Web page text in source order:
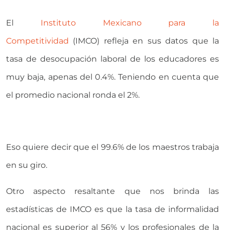
El Instituto Mexicano para la
Competitividad (IMCO) refleja en sus datos que la
tasa de desocupación laboral de los educadores es
muy baja, apenas del 0.4%. Teniendo en cuenta que
el promedio nacional ronda el 2%.
Eso quiere decir que el 99.6% de los maestros trabaja
en su giro.
Otro aspecto resaltante que nos brinda las
estadísticas de IMCO es que la tasa de informalidad
nacional es superior al 56% y los profesionales de la